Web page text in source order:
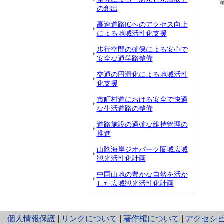
の創出
高速道路ICへのアクセス向上
による地域活性化支援
歩行空間の確保による安心で
安全な通学路整備
交通の円滑化による地域活性
化支援
市町村道における安全で快適
な生活道路の整備
道路施設の適確な維持管理の
推進
山陰海岸ジオパーク圏域広域
観光活性化計画
中国山地の豊かな自然を活か
した広域観光活性化計画
個人情報保護
と
リンクについて 著作権について アクセシ